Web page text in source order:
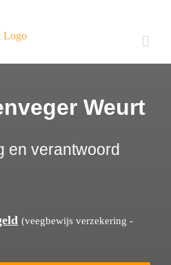
Weurt
en verantwoord
(veegbewijs verzekering -